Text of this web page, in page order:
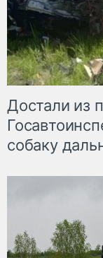
Достали из
собаку